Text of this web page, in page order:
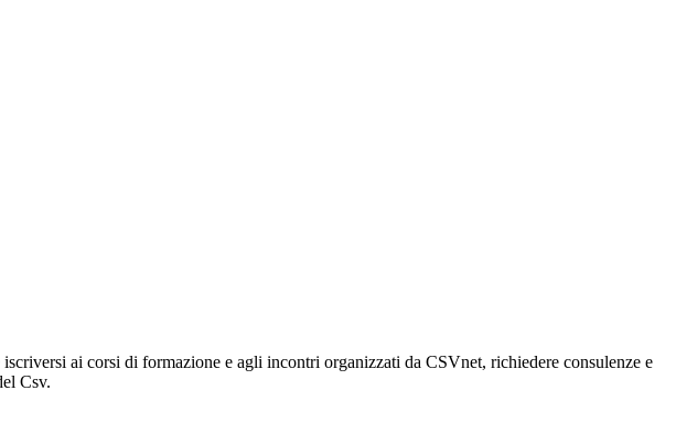
ai corsi di formazione e agli incontri organizzati da CSVnet, richiedere consulenze e
Csv.